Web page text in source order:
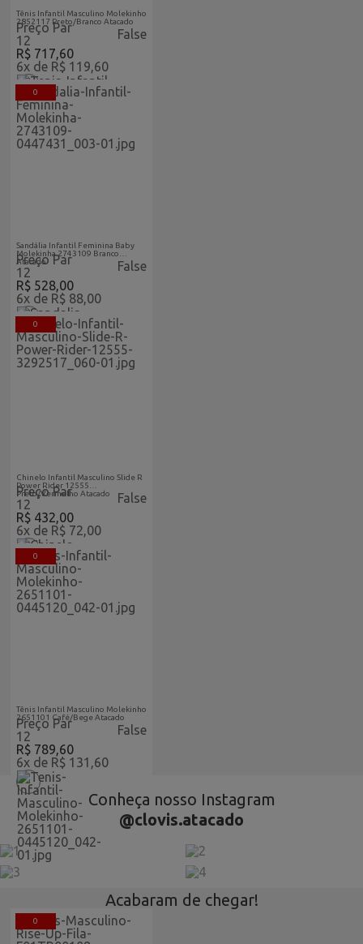
Tênis Infantil Masculino Molekinho
2852117 Preto/Branco Atacado
Preço Par
12
False
R$ 717,60
6x de R$ 119,60
0
Sandália Infantil Feminina Baby
Molekinha 2743109 Branco
Atacado
Preço Par
12
False
R$ 528,00
6x de R$ 88,00
0
Chinelo Infantil Masculino Slide R
Power Rider 12555
Preto/Vermelho Atacado
Preço Par
12
False
R$ 432,00
6x de R$ 72,00
0
Tênis Infantil Masculino Molekinho
2651101 Café/Bege Atacado
Preço Par
12
False
R$ 789,60
6x de R$ 131,60
Conheça nosso Instagram
@clovis.atacado
Acabaram de chegar!
0